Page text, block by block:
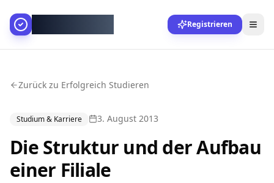
Registrieren
Zurück zu Erfolgreich Studieren
Studium & Karriere 3. August 2013
Die Struktur und der Aufbau
einer Filiale